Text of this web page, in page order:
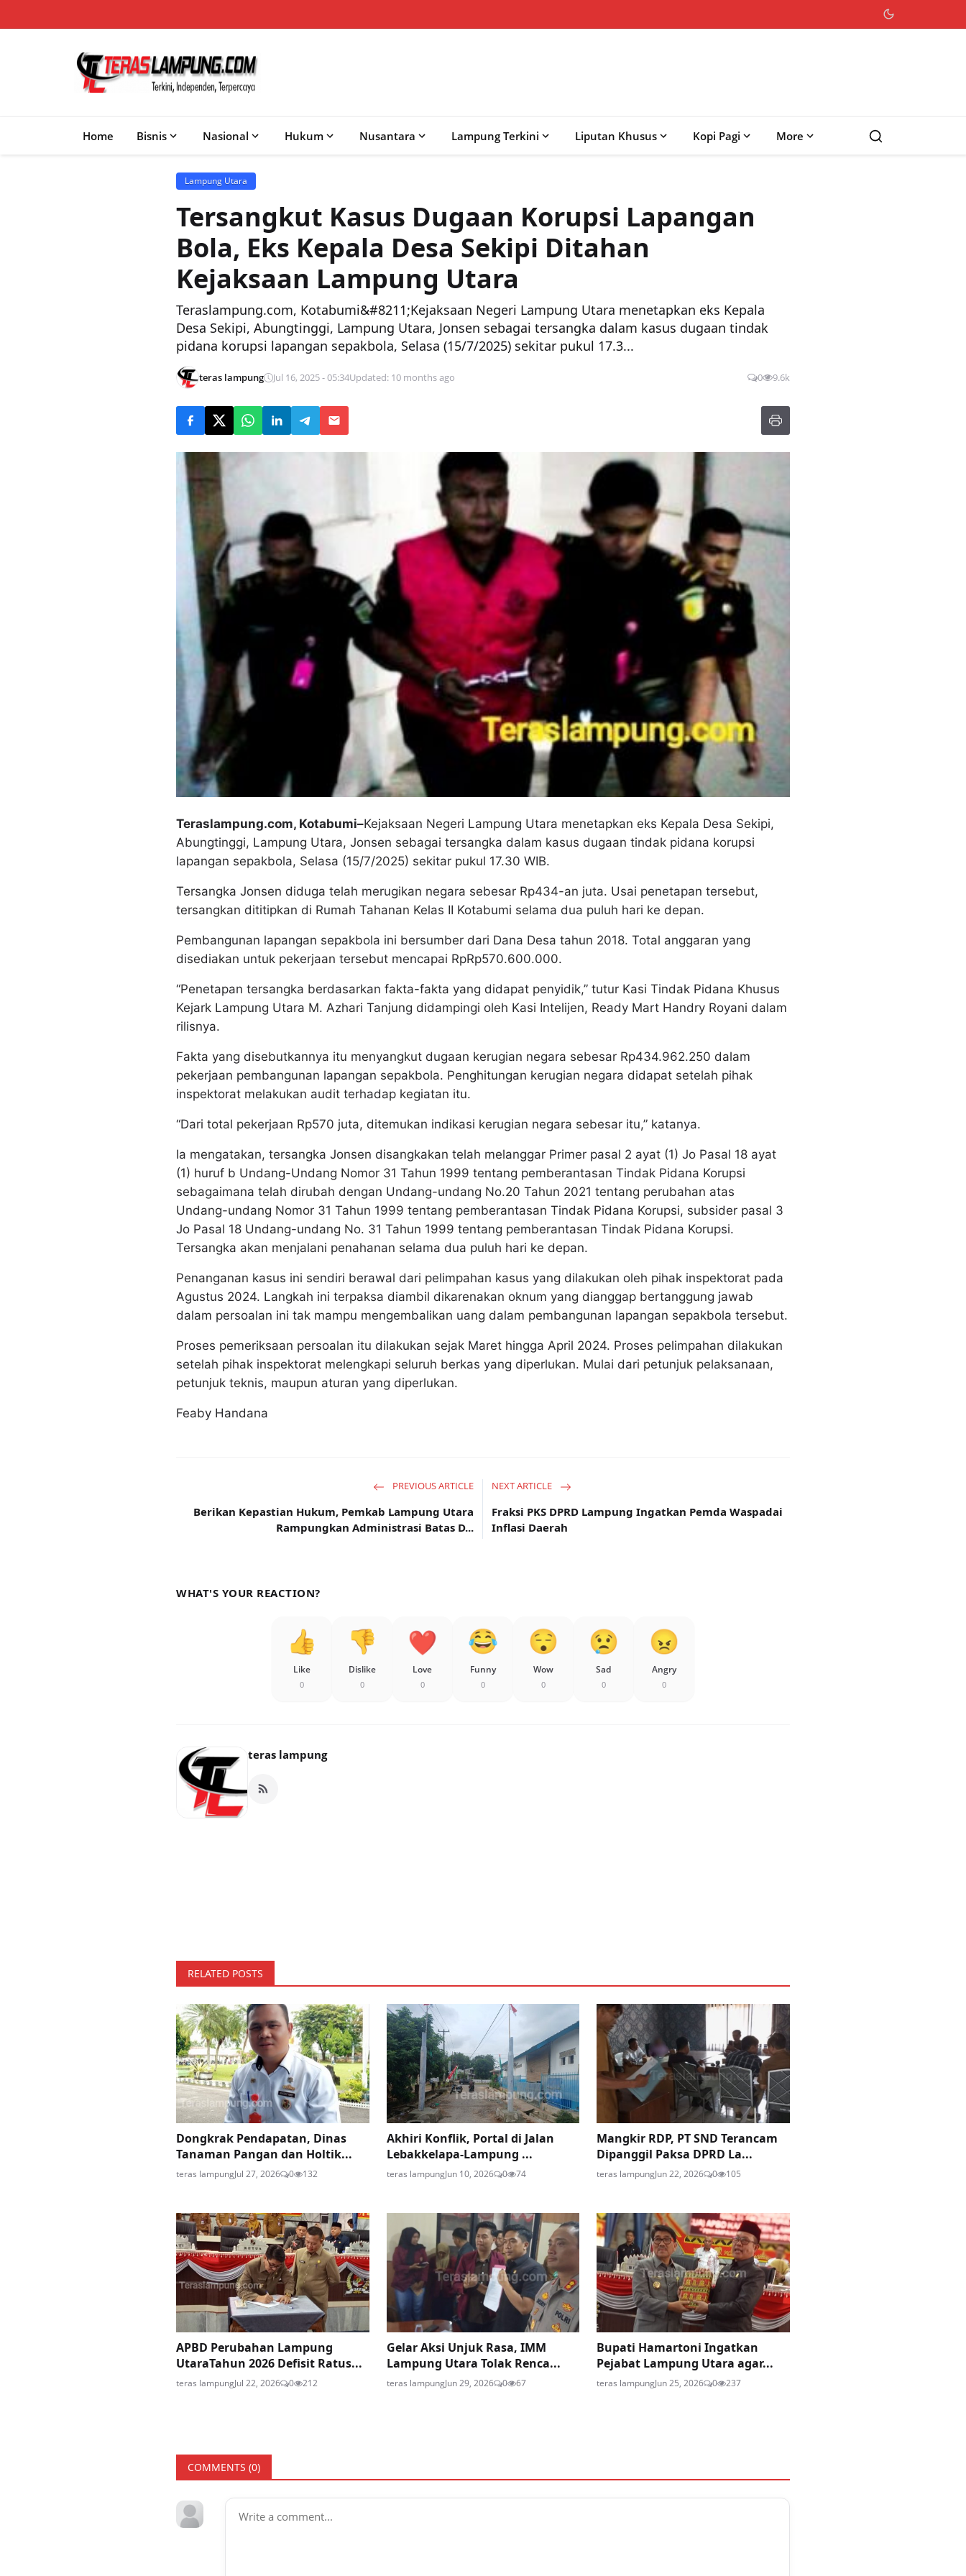
Home Bisnis Nasional Hukum Nusantara Lampung Terkini Liputan Khusus Kopi Pagi More
Lampung Utara
Tersangkut Kasus Dugaan Korupsi Lapangan
Bola, Eks Kepala Desa Sekipi Ditahan
Kejaksaan Lampung Utara
Teraslampung.com, Kotabumi&#8211;Kejaksaan Negeri Lampung Utara menetapkan eks Kepala
Desa Sekipi, Abungtinggi, Lampung Utara, Jonsen sebagai tersangka dalam kasus dugaan tindak
pidana korupsi lapangan sepakbola, Selasa (15/7/2025) sekitar pukul 17.3...
teras lampung Jul 16, 2025 - 05:34Updated: 10 months ago 0 9.6k
Teraslampung.com, Kotabumi–Kejaksaan Negeri Lampung Utara menetapkan eks Kepala Desa Sekipi,
Abungtinggi, Lampung Utara, Jonsen sebagai tersangka dalam kasus dugaan tindak pidana korupsi
lapangan sepakbola, Selasa (15/7/2025) sekitar pukul 17.30 WIB.
Tersangka Jonsen diduga telah merugikan negara sebesar Rp434-an juta. Usai penetapan tersebut,
tersangkan dititipkan di Rumah Tahanan Kelas II Kotabumi selama dua puluh hari ke depan.
Pembangunan lapangan sepakbola ini bersumber dari Dana Desa tahun 2018. Total anggaran yang
disediakan untuk pekerjaan tersebut mencapai RpRp570.600.000.
“Penetapan tersangka berdasarkan fakta-fakta yang didapat penyidik,” tutur Kasi Tindak Pidana Khusus
Kejark Lampung Utara M. Azhari Tanjung didampingi oleh Kasi Intelijen, Ready Mart Handry Royani dalam
rilisnya.
Fakta yang disebutkannya itu menyangkut dugaan kerugian negara sebesar Rp434.962.250 dalam
pekerjaan pembangunan lapangan sepakbola. Penghitungan kerugian negara didapat setelah pihak
inspektorat melakukan audit terhadap kegiatan itu.
“Dari total pekerjaan Rp570 juta, ditemukan indikasi kerugian negara sebesar itu,” katanya.
Ia mengatakan, tersangka Jonsen disangkakan telah melanggar Primer pasal 2 ayat (1) Jo Pasal 18 ayat
(1) huruf b Undang-Undang Nomor 31 Tahun 1999 tentang pemberantasan Tindak Pidana Korupsi
sebagaimana telah dirubah dengan Undang-undang No.20 Tahun 2021 tentang perubahan atas
Undang-undang Nomor 31 Tahun 1999 tentang pemberantasan Tindak Pidana Korupsi, subsider pasal 3
Jo Pasal 18 Undang-undang No. 31 Tahun 1999 tentang pemberantasan Tindak Pidana Korupsi.
Tersangka akan menjalani penahanan selama dua puluh hari ke depan.
Penanganan kasus ini sendiri berawal dari pelimpahan kasus yang dilakukan oleh pihak inspektorat pada
Agustus 2024. Langkah ini terpaksa diambil dikarenakan oknum yang dianggap bertanggung jawab
dalam persoalan ini tak mampu mengembalikan uang dalam pembangunan lapangan sepakbola tersebut.
Proses pemeriksaan persoalan itu dilakukan sejak Maret hingga April 2024. Proses pelimpahan dilakukan
setelah pihak inspektorat melengkapi seluruh berkas yang diperlukan. Mulai dari petunjuk pelaksanaan,
petunjuk teknis, maupun aturan yang diperlukan.
Feaby Handana
PREVIOUS ARTICLE
Berikan Kepastian Hukum, Pemkab Lampung Utara
Rampungkan Administrasi Batas D...
NEXT ARTICLE
Fraksi PKS DPRD Lampung Ingatkan Pemda Waspadai
Inflasi Daerah
WHAT'S YOUR REACTION?
Like
0
Dislike
0
Love
0
Funny
0
Wow
0
Sad
0
Angry
0
teras lampung
RELATED POSTS
Dongkrak Pendapatan, Dinas
Tanaman Pangan dan Holtik...
teras lampungJul 27, 2026 0 132
Akhiri Konflik, Portal di Jalan
Lebakkelapa-Lampung ...
teras lampungJun 10, 2026 0 74
Mangkir RDP, PT SND Terancam
Dipanggil Paksa DPRD La...
teras lampungJun 22, 2026 0 105
APBD Perubahan Lampung
UtaraTahun 2026 Defisit Ratus...
teras lampungJul 22, 2026 0 212
Gelar Aksi Unjuk Rasa, IMM
Lampung Utara Tolak Renca...
teras lampungJun 29, 2026 0 67
Bupati Hamartoni Ingatkan
Pejabat Lampung Utara agar...
teras lampungJun 25, 2026 0 237
COMMENTS (0)